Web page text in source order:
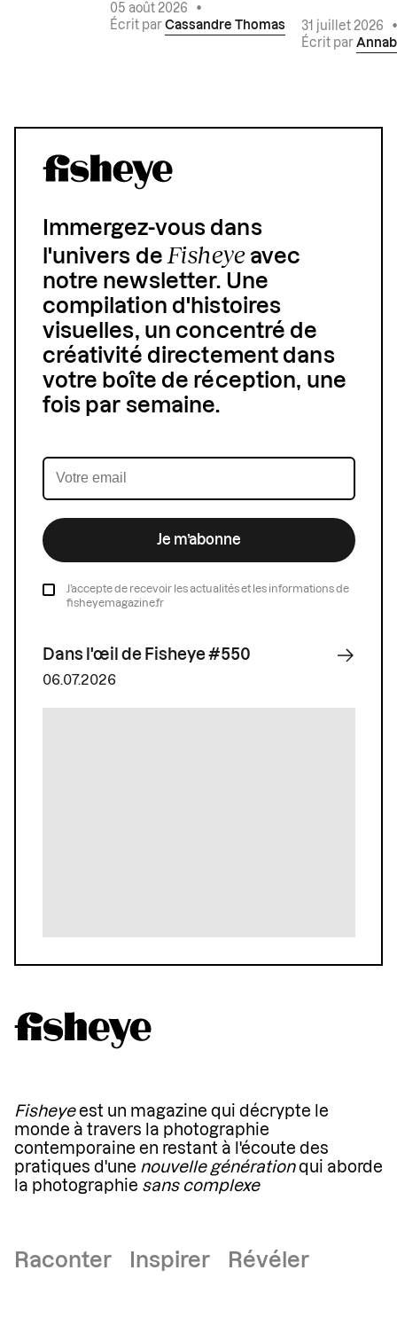
05 août 2026
•
Écrit par Cassandre Thomas 31 juillet 2026
Écrit par
Immergez-vous dans
l'univers deFisheyeavec
notre newsletter. Une
compilation d'histoires
visuelles, un concentré de
créativité directement dans
votre boîte de réception, une
fois par semaine.
Je m’abonne
J’accepte de recevoir les actualités et les informations de
fisheyemagazine.fr
Dans l'œil de Fisheye #550
06.07.2026
Fisheyeest un magazine qui décrypte le
monde à travers la photographie
contemporaine en restant à l'écoute des
pratiques d'une nouvelle générationqui aborde
la photographie sans complexe
Raconter Inspirer Révéler